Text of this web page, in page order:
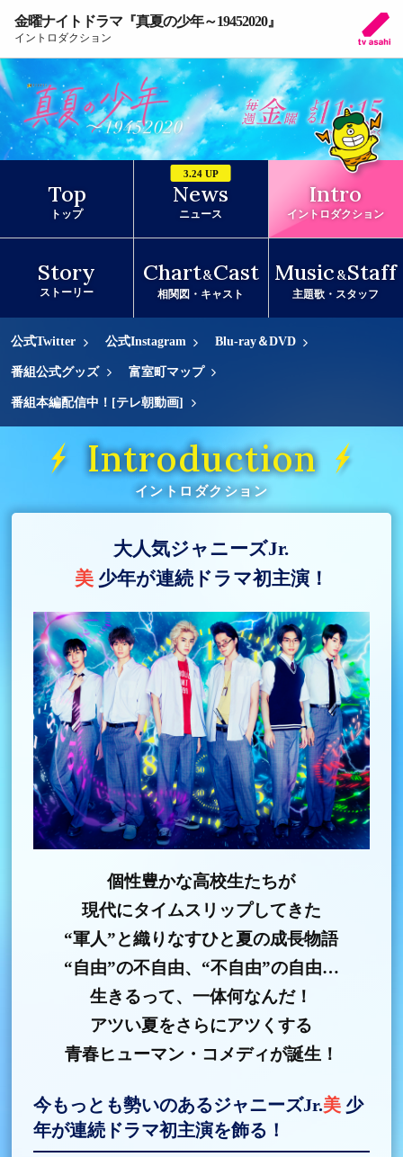
金曜ナイトドラマ『真夏の少年～19452020』
イントロダクション
Top
トップ
News
ニュース
3.24 UP
Intro
イントロダクション
Story
ストーリー
Chart&Cast
相関図・キャスト
Music &Staff
主題歌・スタッフ
公式Twitter 公式Instagram Blu-ray＆DVD
番組公式グッズ 富室町マップ
番組本編配信中！[テレ朝動画]
Introduction
イントロダクション
大人気ジャニーズJr.
美少年が連続ドラマ初主演！
個性豊かな高校生たちが
現代にタイムスリップしてきた
“軍人”と織りなすひと夏の成長物語
“自由”の不自由、“不自由”の自由…
生きるって、一体何なんだ！
アツい夏をさらにアツくする
青春ヒューマン・コメディが誕生！
今もっとも勢いのあるジャニーズJr.美 少
年が連続ドラマ初主演を飾る！